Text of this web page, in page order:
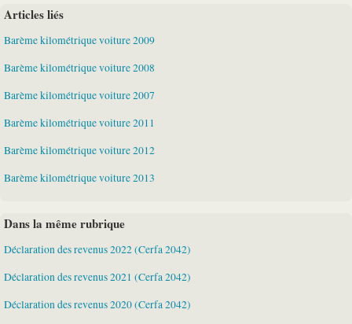
Articles liés
Barème kilométrique voiture 2009
Barème kilométrique voiture 2008
Barème kilométrique voiture 2007
Barème kilométrique voiture 2011
Barème kilométrique voiture 2012
Barème kilométrique voiture 2013
Dans la même rubrique
Déclaration des revenus 2022 (Cerfa 2042)
Déclaration des revenus 2021 (Cerfa 2042)
Déclaration des revenus 2020 (Cerfa 2042)